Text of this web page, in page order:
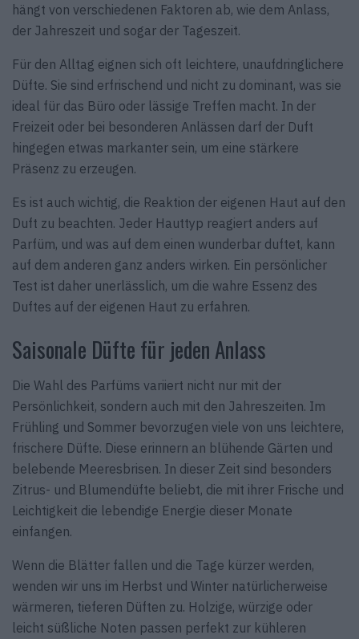
hängt von verschiedenen Faktoren ab, wie dem Anlass,
der Jahreszeit und sogar der Tageszeit.
Für den Alltag eignen sich oft leichtere, unaufdringlichere
Düfte. Sie sind erfrischend und nicht zu dominant, was sie
ideal für das Büro oder lässige Treffen macht. In der
Freizeit oder bei besonderen Anlässen darf der Duft
hingegen etwas markanter sein, um eine stärkere
Präsenz zu erzeugen.
Es ist auch wichtig, die Reaktion der eigenen Haut auf den
Duft zu beachten. Jeder Hauttyp reagiert anders auf
Parfüm, und was auf dem einen wunderbar duftet, kann
auf dem anderen ganz anders wirken. Ein persönlicher
Test ist daher unerlässlich, um die wahre Essenz des
Duftes auf der eigenen Haut zu erfahren.
Saisonale Düfte für jeden Anlass
Die Wahl des Parfüms variiert nicht nur mit der
Persönlichkeit, sondern auch mit den Jahreszeiten. Im
Frühling und Sommer bevorzugen viele von uns leichtere,
frischere Düfte. Diese erinnern an blühende Gärten und
belebende Meeresbrisen. In dieser Zeit sind besonders
Zitrus- und Blumendüfte beliebt, die mit ihrer Frische und
Leichtigkeit die lebendige Energie dieser Monate
einfangen.
Wenn die Blätter fallen und die Tage kürzer werden,
wenden wir uns im Herbst und Winter natürlicherweise
wärmeren, tieferen Düften zu. Holzige, würzige oder
leicht süßliche Noten passen perfekt zur kühleren